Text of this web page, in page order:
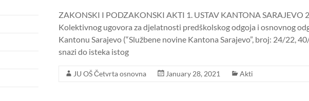
ZAKONSKI I PODZAKONSKI AKTI 1. USTAV KANTONA SARAJEVO
Kolektivnog ugovora za djelatnosti predškolskog odgoja i osnovnog
Kantonu Sarajevo (“Službene novine Kantona Sarajevo”, broj: 24/22,
snazi do isteka istog
JU OŠ Četvrta osnovna January 28, 2021 Akti